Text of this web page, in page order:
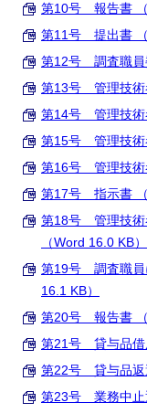
第10号 報告書 （
第11号 提出書 （
第12号 調査職員
第13号 管理技術
第14号 管理技術
第15号 管理技術
第16号 管理技術
第17号 指示書 （
第18号 管理技術
（Word 16.0 KB）
第19号 調査職員
16.1 KB）
第20号 報告書 （
第21号 貸与品借
第22号 貸与品返
第23号 業務中止